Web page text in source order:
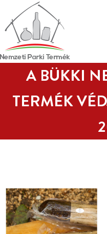
A BÜKKI
TERMÉK